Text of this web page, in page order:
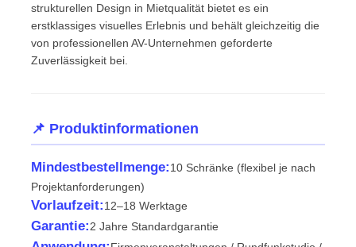
LED -Anzeigebildschirm
Vermietung von LED-Bildschirmen
COB -LED -Videowand
Transparentes LED -Display
strukturellen Design in Mietqualität bietet es ein
erstklassiges visuelles Erlebnis und behält gleichzeitig die
von professionellen AV-Unternehmen geforderte
Zuverlässigkeit bei.
📌 Produktinformationen
Mindestbestellmenge:10 Schränke (flexibel je nach
Projektanforderungen)
Vorlaufzeit:12–18 Werktage
Garantie:2 Jahre Standardgarantie